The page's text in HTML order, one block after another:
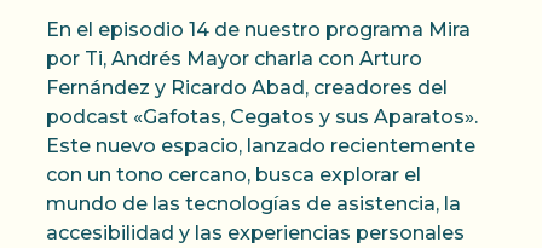
En el episodio 14 de nuestro programa Mira
por Ti, Andrés Mayor charla con Arturo
Fernández y Ricardo Abad, creadores del
podcast «Gafotas, Cegatos y sus Aparatos».
Este nuevo espacio, lanzado recientemente
con un tono cercano, busca explorar el
mundo de las tecnologías de asistencia, la
accesibilidad y las experiencias personales